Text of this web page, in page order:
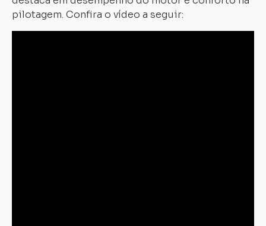
pilotagem. Confira o vídeo a seguir: